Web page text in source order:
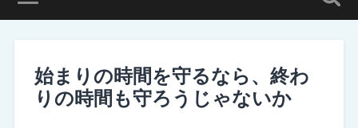
始まりの時間を守るなら、終わ
りの時間も守ろうじゃないか